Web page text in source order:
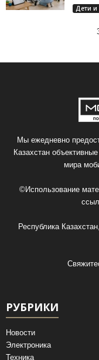
Дети и
Мы ежедневно
Казахстан
мира
©Использование
Республика
РУБРИКИ
Новости
Электроника
Техника